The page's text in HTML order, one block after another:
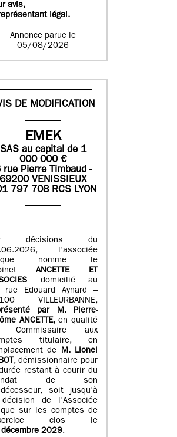
avis,
légal.
Annonce parue le
05/08/2026
DE MODIFICATION
EMEK
SASau capital de 1
000 000€
rue Pierre Timbaud -
69200 VENISSIEUX
797 708 RCS LYON
décisions du
l’associée
nomme le
ANCETTE ET
domicilié au
rue Edouard Aynard –
VILLEURBANNE,
par M.Pierre-
ANCETTE, en qualité
Commissaire aux
titulaire, en
de M.Lionel
, démissionnaire pour
restant à courir du
de son
soit jusqu’à
de l’Associée
sur les comptes de
clos le
2029.